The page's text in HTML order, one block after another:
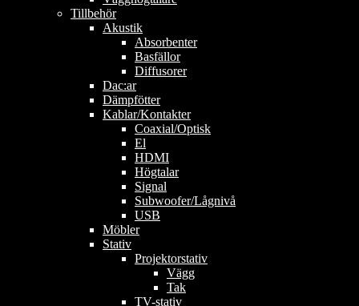
Tillbehör
Akustik
Absorbenter
Basfällor
Diffusorer
Dac:ar
Dämpfötter
Kablar/Kontakter
Coaxial/Optisk
El
HDMI
Högtalar
Signal
Subwoofer/Lågnivå
USB
Möbler
Stativ
Projektorstativ
Vägg
Tak
TV-stativ